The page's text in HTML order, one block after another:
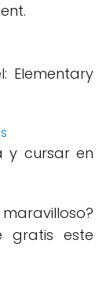
Elementary
y cursar en
gratis este